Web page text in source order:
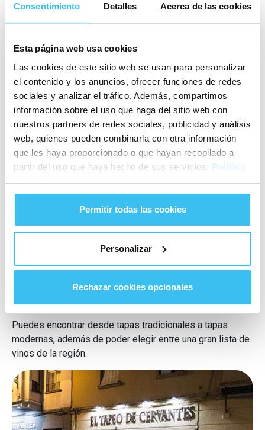
Consentimiento Detalles Acerca de las cookies
Esta página web usa cookies
Las cookies de este sitio web se usan para personalizar
el contenido y los anuncios, ofrecer funciones de redes
sociales y analizar el tráfico. Además, compartimos
información sobre el uso que haga del sitio web con
nuestros partners de redes sociales, publicidad y análisis
web, quienes pueden combinarla con otra información
que les haya proporcionado o que hayan recopilado a
partir del uso que haya hecho de sus servicios. Política
de cookies
Permitir todas las cookies
Personalizar
Rechazar cookies opcionales
El Tapeo de Cervantes
variedad de platos. Te recomendamos que reserves para
que no te quedes sin disfrutar de este sitio en tu
tapeo por Málaga
Puedes encontrar desde tapas tradicionales a tapas
modernas, además de poder elegir entre una gran lista de
vinos de la región.